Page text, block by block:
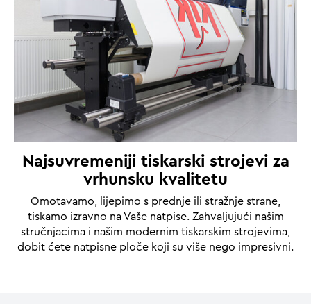
Najsuvremeniji tiskarski strojevi za
vrhunsku kvalitetu
Omotavamo, lijepimo s prednje ili stražnje strane,
tiskamo izravno na Vaše natpise. Zahvaljujući našim
stručnjacima i našim modernim tiskarskim strojevima,
dobit ćete natpisne ploče koji su više nego impresivni.